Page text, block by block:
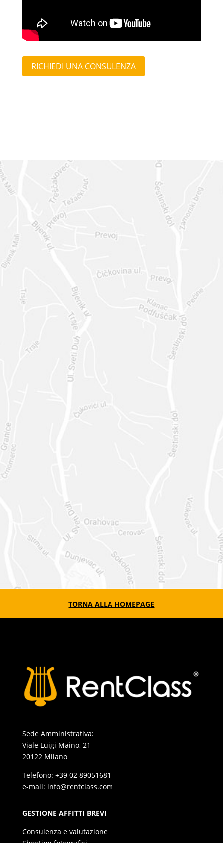
RICHIEDI UNA CONSULENZA
Contattaci senza
Compila il form, o
chiamaci direttamente
Il nostro staff è a tua
SECONDO LA PRIVACY POLICY DI QUESTO
SITO WEB
9 + 11=
INVIA
RICHIESTA
TORNA ALLA HOMEPAGE
Sede Amministrativa:
Viale Luigi Maino, 21
20122 Milano
Telefono: +39 02 89051681
e-mail: info@rentclass.com
GESTIONE AFFITTI BREVI
Consulenza e valutazione